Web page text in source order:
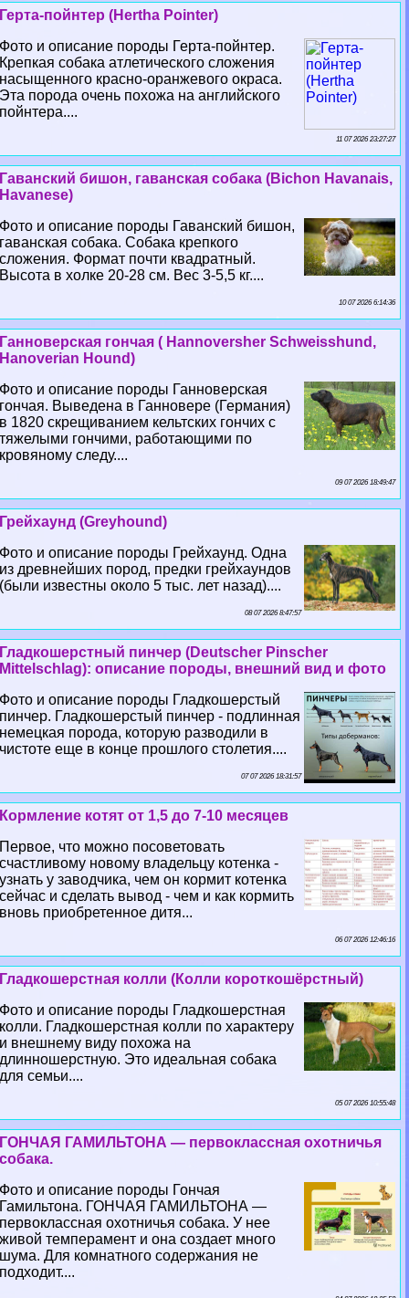
Герта-пойнтер (Hertha Pointer)
Фото и описание породы Герта-пойнтер.
Крепкая собака атлетического сложения
насыщенного красно-оранжевого окраса.
Эта порода очень похожа на английского
пойнтера....
11 07 2026 23:27:27
Гаванский бишон, гаванская собака (Bichon Havanais,
Havanese)
Фото и описание породы Гаванский бишон,
гаванская собака. Собака крепкого
сложения. Формат почти квадратный.
Высота в холке 20-28 см. Вес 3-5,5 кг....
10 07 2026 6:14:36
Ганноверская гончая ( Hannoversher Schweisshund,
Hanoverian Hound)
Фото и описание породы Ганноверская
гончая. Выведена в Ганновере (Германия)
в 1820 скрещиванием кельтских гончих с
тяжелыми гончими, работающими по
кровяному следу....
09 07 2026 18:49:47
Грейхаунд (Greyhound)
Фото и описание породы Грейхаунд. Одна
из древнейших пород, предки грейхаундов
(были известны около 5 тыс. лет назад)....
08 07 2026 8:47:57
Гладкошерстный пинчер (Deutscher Pinscher
Mittelschlag): описание породы, внешний вид и фото
Фото и описание породы Гладкошерстый
пинчер. Гладкошерстый пинчер - подлинная
немецкая порода, которую разводили в
чистоте еще в конце прошлого столетия....
07 07 2026 18:31:57
Кормление котят от 1,5 до 7-10 месяцев
Первое, что можно посоветовать
счастливому новому владельцу котенка -
узнать у заводчика, чем он кормит котенка
сейчас и сделать вывод - чем и как кормить
вновь приобретенное дитя...
06 07 2026 12:46:16
Гладкошерстная колли (Колли короткошёрстный)
Фото и описание породы Гладкошерстная
колли. Гладкошерстная колли по хаpaктеру
и внешнему виду похожа на
длинношерстную. Это идеальная собака
для семьи....
05 07 2026 10:55:48
ГОНЧАЯ ГАМИЛЬТОНА — первоклассная охотничья
собака.
Фото и описание породы Гончая
Гамильтона. ГОНЧАЯ ГАМИЛЬТОНА —
первоклассная охотничья собака. У нее
живой темперамент и она создает много
шума. Для комнатного содержания не
подходит....